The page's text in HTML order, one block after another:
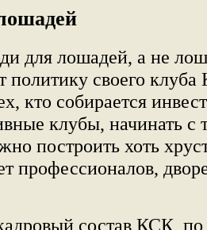
для лошадей, а не
политику своего
кто собирается
клубы, начинать с
построить хоть
профессионалов,
состав КСК, по